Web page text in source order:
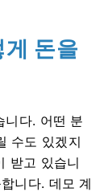
돈을
니다. 어떤 분
수도 있겠지
받고 있습니
니다. 데모 계